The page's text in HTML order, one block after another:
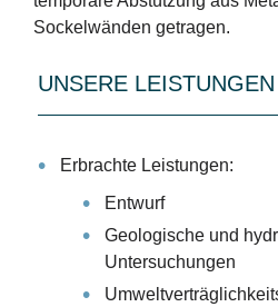
Sockelwänden getragen.
UNSERE LEISTUNGEN
Erbrachte Leistungen:
Entwurf
Geologische und
Untersuchungen